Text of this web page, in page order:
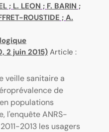
; L. LEON ; F. BARIN ;
ROUSTIDE ; A.
2 juin 2015) Article :
veille sanitaire a
de
populations
l'enquête ANRS-
2013 les usagers